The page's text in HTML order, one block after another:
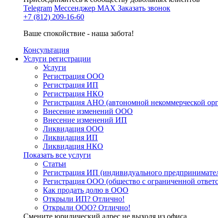
Telegram Мессенджер MAX Заказать звонок
+7 (812) 209-16-60
Ваше спокойствие - наша забота!
Консультация
Услуги регистрации
Услуги
Регистрация ООО
Регистрация ИП
Регистрация НКО
Регистрация АНО (автономной некоммерческой
Внесение изменений ООО
Внесение изменений ИП
Ликвидация ООО
Ликвидация ИП
Ликвидация НКО
Показать все услуги
Статьи
Регистрация ИП (индивидуального
Регистрация ООО (общество с ограниченной
Как продать долю в ООО
Открыли ИП? Отлично!
Открыли ООО? Отлично!
Смените юридический адрес не выходя из офиса